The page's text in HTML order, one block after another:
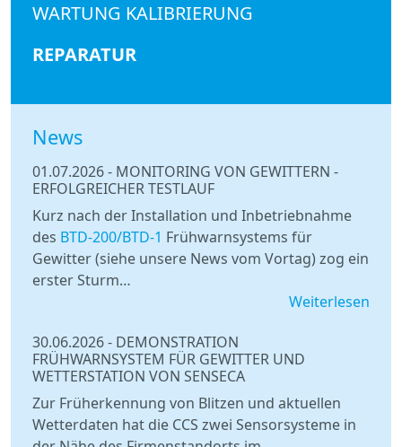
WARTUNG KALIBRIERUNG
REPARATUR
News
01.07.2026- MONITORING VON GEWITTERN -
ERFOLGREICHER TESTLAUF
Kurz nach der Installation und Inbetriebnahme
des BTD-200/BTD-1 Frühwarnsystems für
Gewitter (siehe unsere News vom Vortag) zog ein
erster Sturm…
Weiterlesen
30.06.2026- DEMONSTRATION
FRÜHWARNSYSTEM FÜR GEWITTER UND
WETTERSTATION VON SENSECA
Zur Früherkennung von Blitzen und aktuellen
Wetterdaten hat die CCS zwei Sensorsysteme in